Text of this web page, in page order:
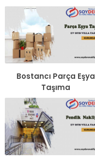
Bostancı Parça Eşya
Taşıma